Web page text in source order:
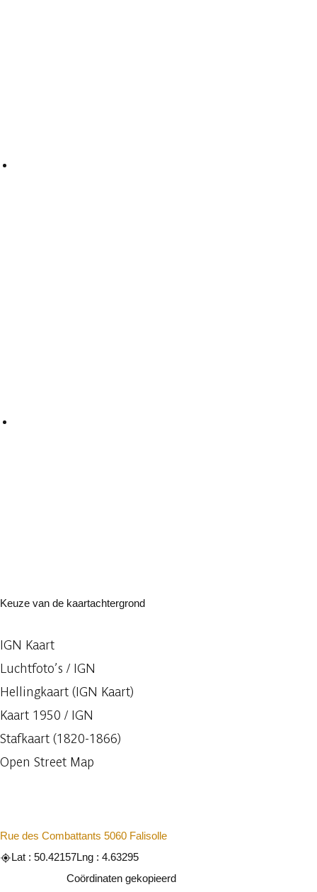
Keuze van de kaartachtergrond
IGN Kaart
Luchtfoto’s / IGN
Hellingkaart (IGN Kaart)
Kaart 1950 / IGN
Stafkaart (1820-1866)
Open Street Map
Rue des Combattants 5060 Falisolle
Lat : 50.42157Lng : 4.63295
Coördinaten gekopieerd